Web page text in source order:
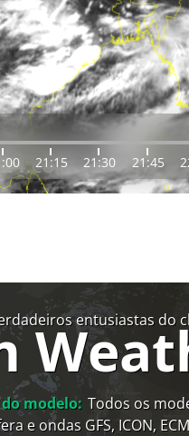
21:15 21:30 21:45
entusiastas do
modelo: Todos os
e ondas GFS, ICON,